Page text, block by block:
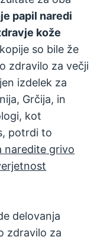
papil naredi
kože
so bile že
zdravilo za večji
izdelek za
Grčija, in
kot
potrdi to
naredite grivo
delovanja
zdravilo za